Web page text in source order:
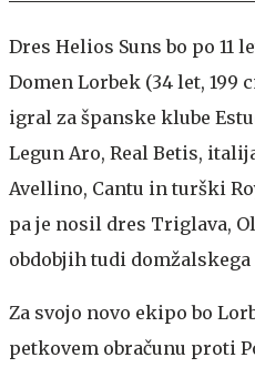
Dres Helios Suns bo po 11
Domen Lorbek (34 let, 199
igral za španske klube
Legun Aro, Real Betis,
Avellino, Cantu in turški
pa je nosil dres Triglava,
obdobjih tudi domžalskega
Za svojo novo ekipo bo
petkovem obračunu proti